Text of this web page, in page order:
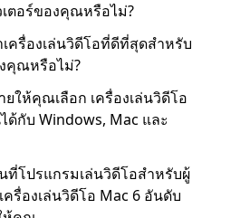
ตอร์ของคุณหรือไม่?
ครื่องเล่นวิดีโอที่ดีที่สุดสำหรับ
คุณหรือไม่?
ให้คุณเลือก เครื่องเล่นวิดีโอ
ด้กับ Windows, Mac และ
ที่โปรแกรมเล่นวิดีโอสำหรับผู้
ครื่องเล่นวิดีโอ Mac 6 อันดับ